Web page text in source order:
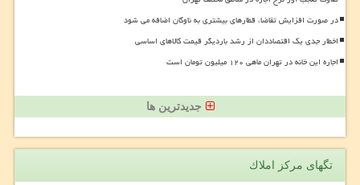
در صورت افزایش تقاضا، قطارهای بیشتری به ناوگان اضافه می شود
اخطار جدی یک اقتصاددان از رشد باردیگر قیمت کالاهای اساسی
اجاره این خانه در تهران ماهی ۱۲۰ میلیون تومان است
جدیدترین ها
تگهای مركز املاك